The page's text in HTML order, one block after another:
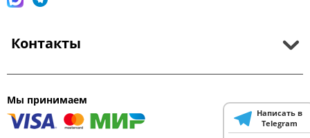
Контакты
Мы принимаем
Написать в
Telegram